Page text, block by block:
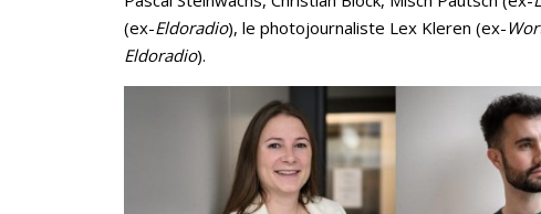
(ex-Eldoradio), le photojournaliste Lex Kleren (ex-
Eldoradio).